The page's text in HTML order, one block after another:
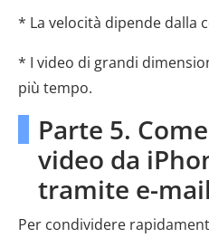
* La velocità dipende dalla
* I video di grandi
più tempo.
Parte 5.
video da
tramite e-mail
Per condividere